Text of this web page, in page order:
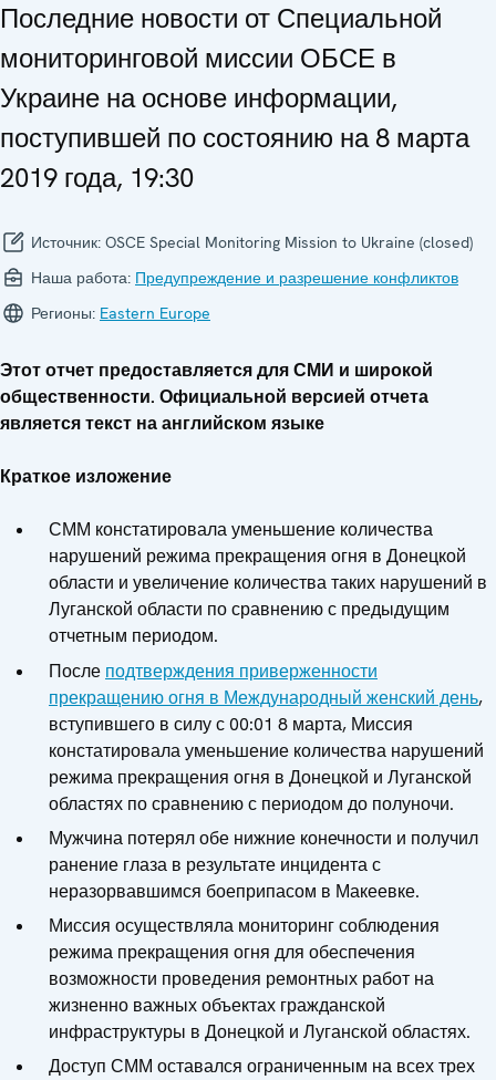
Последние новости от Специальной
мониторинговой миссии ОБСЕ в
Украине на основе информации,
поступившей по состоянию на 8 марта
2019 года, 19:30
Источник: OSCE Special Monitoring Mission to Ukraine (closed)
Наша работа: Предупреждение и разрешение конфликтов
Регионы: Eastern Europe
Этот отчет предоставляется для СМИ и широкой
общественности. Официальной версией отчета
является текст на английском языке
Краткое изложение
СММ констатировала уменьшение количества
нарушений режима прекращения огня в Донецкой
области и увеличение количества таких нарушений в
Луганской области по сравнению с предыдущим
отчетным периодом.
После подтверждения приверженности
прекращению огня в Международный женский день,
вступившего в силу с 00:01 8 марта, Миссия
констатировала уменьшение количества нарушений
режима прекращения огня в Донецкой и Луганской
областях по сравнению с периодом до полуночи.
Мужчина потерял обе нижние конечности и получил
ранение глаза в результате инцидента с
неразорвавшимся боеприпасом в Макеевке.
Миссия осуществляла мониторинг соблюдения
режима прекращения огня для обеспечения
возможности проведения ремонтных работ на
жизненно важных объектах гражданской
инфраструктуры в Донецкой и Луганской областях.
Доступ СММ оставался ограниченным на всех трех